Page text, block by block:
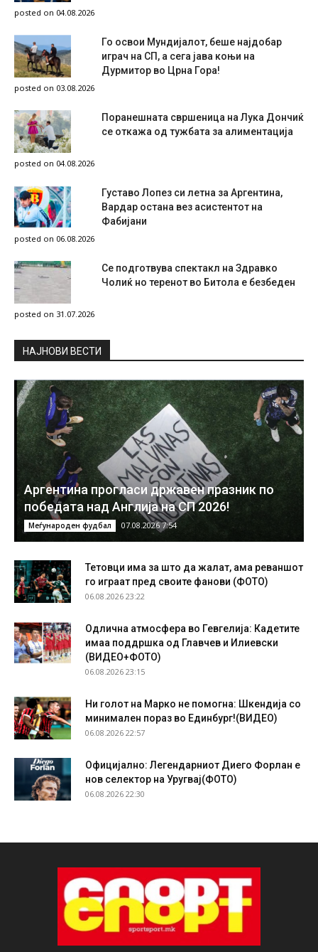
posted on 04.08.2026
Го освои Мундијалот, беше најдобар
играч на СП, а сега јава коњи на
Дурмитор во Црна Гора!
posted on 03.08.2026
Поранешната свршеница на Лука Дончиќ
се откажа од тужбата за алиментација
posted on 04.08.2026
Густаво Лопез си летна за Аргентина,
Вардар остана вез асистентот на
Фабијани
posted on 06.08.2026
Се подготвува спектакл на Здравко
Чолиќ но теренот во Битола е безбеден
posted on 31.07.2026
НAЈНОВИ ВЕСТИ
Аргентина прогласи државен празник по
победата над Англија на СП 2026!
Меѓународен фудбал 07.08.2026 7:54
Тетовци има за што да жалат, ама реваншот
го играат пред своите фанови (ФОТО)
06.08.2026 23:22
Одлична атмосфера во Гевгелија: Кадетите
имаа поддршка од Главчев и Илиевски
(ВИДЕО+ФОТО)
06.08.2026 23:15
Ни голот на Марко не помогна: Шкендија со
минимален пораз во Единбург!(ВИДЕО)
06.08.2026 22:57
Официјално: Легендарниот Диего Форлан е
нов селектор на Уругвај(ФОТО)
06.08.2026 22:30